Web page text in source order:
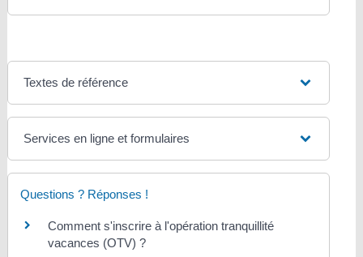
Textes de référence
Services en ligne et formulaires
Questions ? Réponses !
Comment s'inscrire à l'opération tranquillité
vacances (OTV) ?